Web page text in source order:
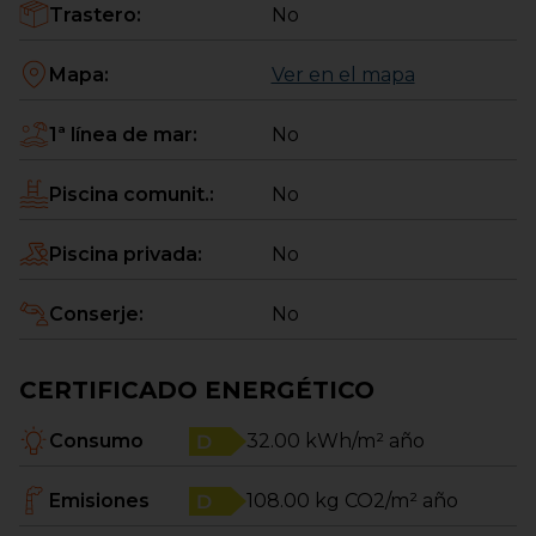
Trastero: No
Mapa: Ver en el mapa
1ª línea de mar: No
Piscina comunit.: No
Piscina privada: No
Conserje: No
CERTIFICADO ENERGÉTICO
Consumo 32.00 kWh/m² año
Emisiones 108.00 kg CO2/m² año